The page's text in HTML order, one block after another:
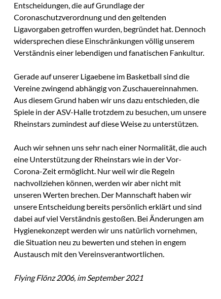
Entscheidungen, die auf Grundlage der
Coronaschutzverordnung und den geltenden
Ligavorgaben getroffen wurden, begründet hat. Dennoch
widersprechen diese Einschränkungen völlig unserem
Verständnis einer lebendigen und fanatischen Fankultur.
Gerade auf unserer Ligaebene im Basketball sind die
Vereine zwingend abhängig von Zuschauereinnahmen.
Aus diesem Grund haben wir uns dazu entschieden, die
Spiele in der ASV-Halle trotzdem zu besuchen, um unsere
Rheinstars zumindest auf diese Weise zu unterstützen.
Auch wir sehnen uns sehr nach einer Normalität, die auch
eine Unterstützung der Rheinstars wie in der Vor-
Corona-Zeit ermöglicht. Nur weil wir die Regeln
nachvollziehen können, werden wir aber nicht mit
unseren Werten brechen. Der Mannschaft haben wir
unsere Entscheidung bereits persönlich erklärt und sind
dabei auf viel Verständnis gestoßen. Bei Änderungen am
Hygienekonzept werden wir uns natürlich vornehmen,
die Situation neu zu bewerten und stehen in engem
Austausch mit den Vereinsverantwortlichen.
Flying Flönz 2006, im September 2021